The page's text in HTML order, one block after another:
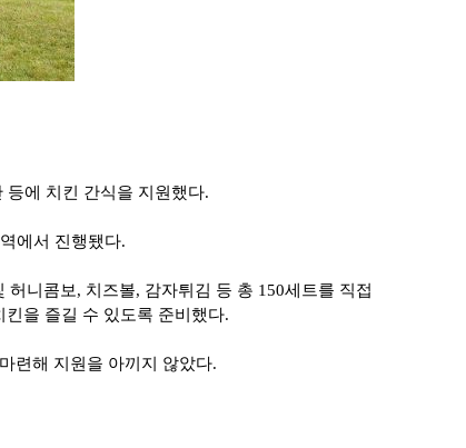
에 치킨 간식을 지원했다.
에서 진행됐다.
니콤보, 치즈볼, 감자튀김 등 총 150세트를 직접
을 즐길 수 있도록 준비했다.
련해 지원을 아끼지 않았다.